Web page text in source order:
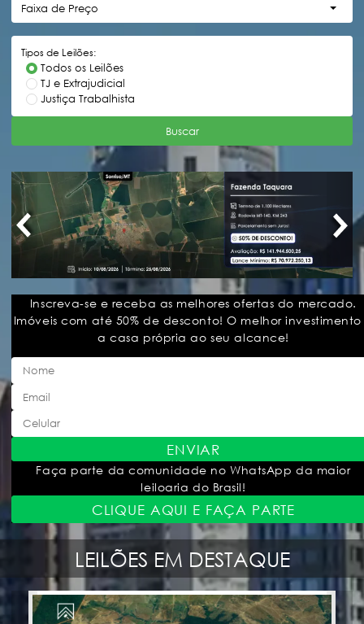
Faixa de Preço
Tipos de Leilões:
Todos os Leilões
TJ e Extrajudicial
Justiça Trabalhista
Buscar
Inscreva-se e receba as melhores ofertas do mercado.
Imóveis com até 50% de desconto! O melhor
a casa própria ao seu alcance!
ENVIAR
Faça parte da comunidade no WhatsApp da maior
leiloaria do Brasil!
CLIQUE AQUI E FAÇA PARTE
LEILÕES EM DESTAQUE